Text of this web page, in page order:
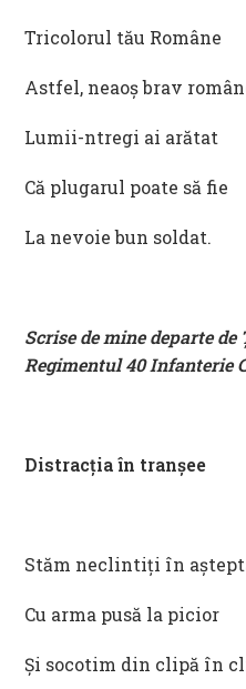
Tricolorul tău Române
Astfel, neaoș brav
Lumii-ntregi ai arătat
Că plugarul poate să fie
La nevoie bun soldat.
Scrise de mine departe
Regimentul 40 Infanterie
Distracția în tranșee
Stăm neclintiți în
Cu arma pusă la picior
Și socotim din clipă în